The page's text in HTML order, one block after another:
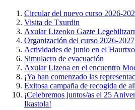
Circular del nuevo curso 2026-
Visita de Txurdin
Axular Lizeoko Gazte
Organización del curso 2026-2027
Actividades de junio en el
Simulacro de evacuación
Axular Lizeoa en el encuentro
¡Ya han comenzado las
Exitosa campaña de recogida de
¡Celebremos juntos/as el 25
Ikastola!